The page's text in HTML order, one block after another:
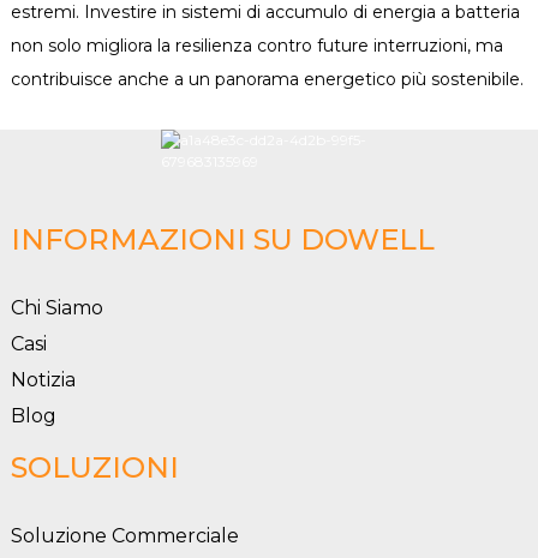
estremi. Investire in sistemi di accumulo di energia a batteria
non solo migliora la resilienza contro future interruzioni, ma
contribuisce anche a un panorama energetico più sostenibile.
INFORMAZIONI SU DOWELL
Chi Siamo
Casi
Notizia
Blog
SOLUZIONI
Soluzione Commerciale